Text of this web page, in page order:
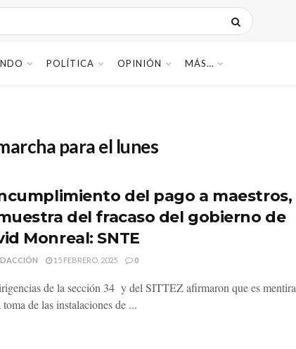
POLÍTICA OPINIÓN MÁS…
para el lunes
del pago a maestros,
del fracaso del gobierno de
Monreal: SNTE
15 FEBRERO, 2025 0
de la sección 34 y del SITTEZ afirmaron que es mentira
toma de las instalaciones de ...